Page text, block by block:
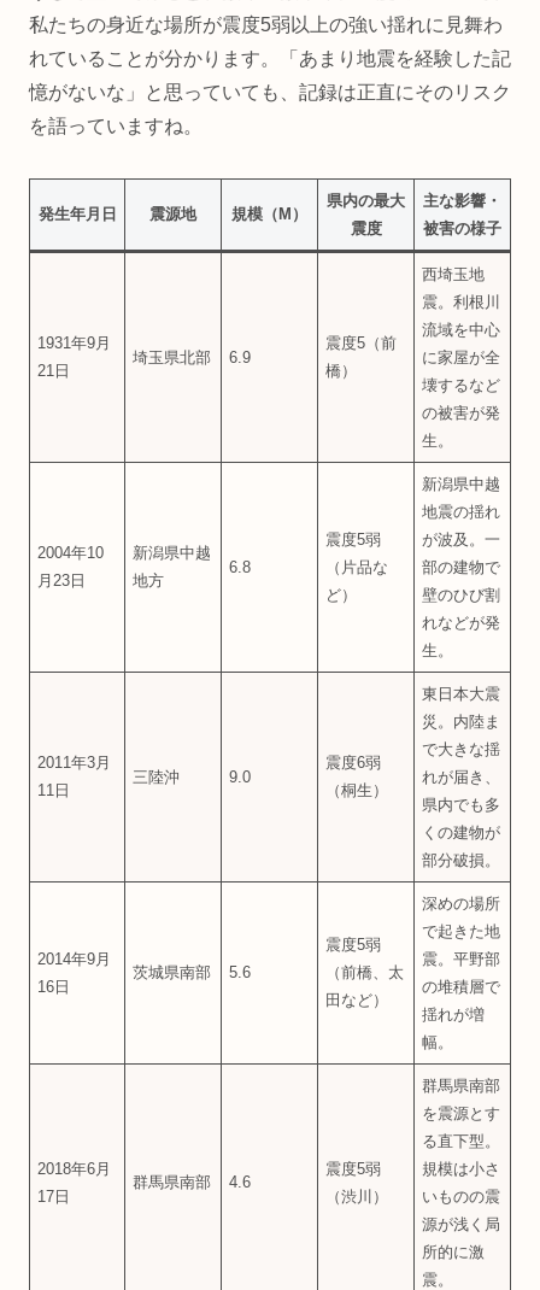
私たちの身近な場所が震度5弱以上の強い揺れに見舞わ
れていることが分かります。「あまり地震を経験した記
憶がないな」と思っていても、記録は正直にそのリスク
を語っていますね。
発生年月日 震源地 規模（M）
県内の最大
震度
主な影響・
被害の様子
1931年9月
21日
埼玉県北部 6.9
震度5（前
橋）
西埼玉地
震。利根川
流域を中心
に家屋が全
壊するなど
の被害が発
生。
2004年10
月23日
新潟県中越
地方
6.8
震度5弱
（片品な
ど）
新潟県中越
地震の揺れ
が波及。一
部の建物で
壁のひび割
れなどが発
生。
2011年3月
11日
三陸沖 9.0
震度6弱
（桐生）
東日本大震
災。内陸ま
で大きな揺
れが届き、
県内でも多
くの建物が
部分破損。
2014年9月
16日
茨城県南部 5.6
震度5弱
（前橋、太
田など）
深めの場所
で起きた地
震。平野部
の堆積層で
揺れが増
幅。
2018年6月
17日
群馬県南部 4.6
震度5弱
（渋川）
群馬県南部
を震源とす
る直下型。
規模は小さ
いものの震
源が浅く局
所的に激
震。